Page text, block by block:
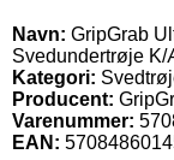
Navn: GripGrab
Svedundertrøje
Kategori:
Producent:
Varenummer:
EAN: